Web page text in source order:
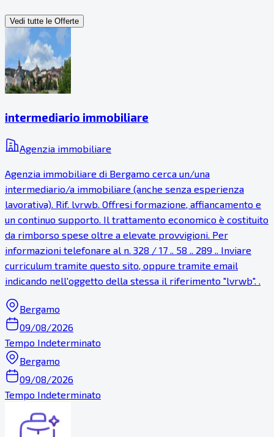
Vedi tutte le Offerte
intermediario immobiliare
Agenzia immobiliare
Agenzia immobiliare di Bergamo cerca un/una
intermediario/a immobiliare (anche senza esperienza
lavorativa). Rif. lvrwb. Offresi formazione, affiancamento e
un continuo supporto. Il trattamento economico è costituito
da rimborso spese oltre a elevate provvigioni. Per
informazioni telefonare al n. 328 / 17 .. 58 .. 289 .. Inviare
curriculum tramite questo sito, oppure tramite email
indicando nell'oggetto della stessa il riferimento "lvrwb". .
Bergamo
09/08/2026
Tempo Indeterminato
Bergamo
09/08/2026
Tempo Indeterminato